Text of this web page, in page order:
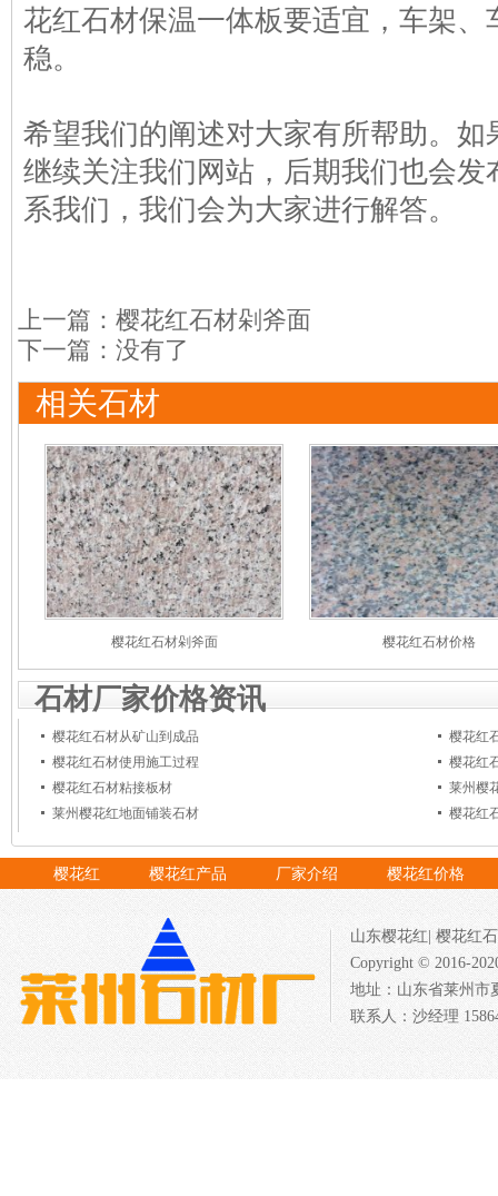
花红石材保温一体板要适宜，车架
稳。
希望我们的阐述对大家有所帮助。
继续关注我们网站，后期我们也会
系我们，我们会为大家进行解答。
上一篇： 樱花红石材剁斧面
下一篇：没有了
相关石材
樱花红石材剁斧面 樱花红石材价格
石材厂家价格资讯
樱花红石材从矿山到成品
樱花红
樱花红石材使用施工过程
樱花红
樱花红石材粘接板材
莱州樱
莱州樱花红地面铺装石材
樱花红
樱花红 樱花红产品 厂家介绍 樱花红价格
山东樱花红 |樱花红
Copyright © 2016-
地址：山东省莱州市
联系人：沙经理